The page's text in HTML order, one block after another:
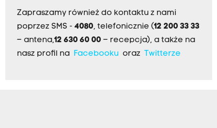
Zapraszamy również do kontaktu z nami
poprzez SMS - 4080, telefonicznie (12 200 33 33
– antena,12 630 60 00 – recepcja), a także na
nasz profil na
Facebookuoraz Twitterze